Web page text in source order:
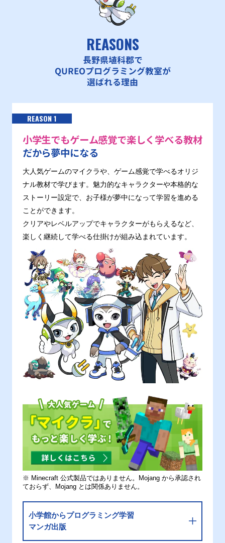
REASONS
長野県埴科郡で
QUREOプログラミング教室が
選ばれる理由
REASON 1
小学生でもゲーム感覚で楽しく学べる教材
だから夢中になる
大人気ゲームのマイクラや、ゲーム感覚で学べるオリジ
ナル教材で学びます。魅力的なキャラクターや本格的な
ストーリー設定で、お子様が夢中になって学習を進める
ことができます。
クリアやレベルアップでキャラクターがもらえるなど、
楽しく継続して学べる仕掛けが組み込まれています。
※ Minecraft 公式製品ではありません。Mojang から承認され
ておらず、Mojang とは関係ありません。
小学館からプログラミング学習
マンガ出版